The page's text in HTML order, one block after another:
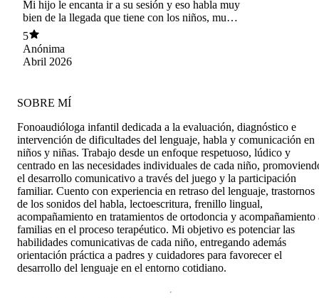
Mi hijo le encanta ir a su sesión y eso habla muy
bien de la llegada que tiene con los niños, muy
cálida y con mucha paciencia. Mi hijo a tenido
muy buenos avances y eso se lo agradezco.
5
Anónima
Abril 2026
SOBRE MÍ
Fonoaudióloga infantil dedicada a la evaluación, diagnóstico e
intervención de dificultades del lenguaje, habla y comunicación en
niños y niñas. Trabajo desde un enfoque respetuoso, lúdico y
centrado en las necesidades individuales de cada niño,
el desarrollo comunicativo a través del juego y la participación
familiar. Cuento con experiencia en retraso del lenguaje, trastornos
de los sonidos del habla, lectoescritura, frenillo lingual,
acompañamiento en tratamientos de ortodoncia y acompañamiento
familias en el proceso terapéutico. Mi objetivo es potenciar las
habilidades comunicativas de cada niño, entregando además
orientación práctica a padres y cuidadores para favorecer el
desarrollo del lenguaje en el entorno cotidiano.